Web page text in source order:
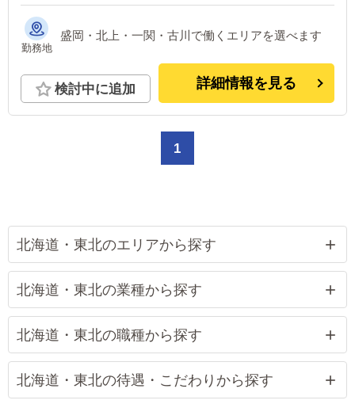
勤務地
盛岡・北上・一関・古川で働くエリアを選べます
検討中に追加 詳細情報を見る
1
北海道・東北のエリアから探す
北海道・東北の業種から探す
北海道・東北の職種から探す
北海道・東北の待遇・こだわりから探す